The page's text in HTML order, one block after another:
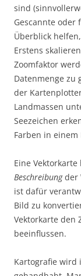
sind
Gescannte oder
Überblick
Erstens
Zoomfaktor
Datenmenge zu
der
Landmassen
Seezeichen
Farben in einem
Eine
Beschreibungder
ist dafür
Bild zu
Vektorkarte den
beeinflussen.
Kartografie wird